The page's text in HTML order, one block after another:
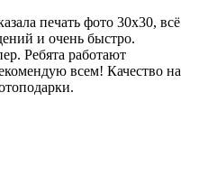
печать фото 30х30, всё
и очень быстро.
Ребята работают
всем! Качество на